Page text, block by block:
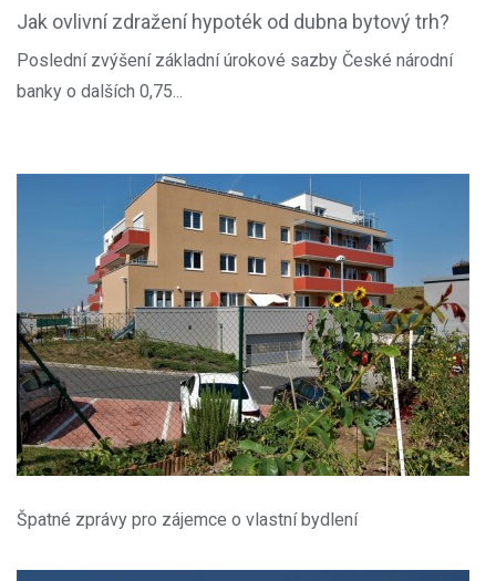
Jak ovlivní zdražení hypoték od dubna bytový trh?
Poslední zvýšení základní úrokové sazby České národní
banky o dalších 0,75...
Špatné zprávy pro zájemce o vlastní bydlení